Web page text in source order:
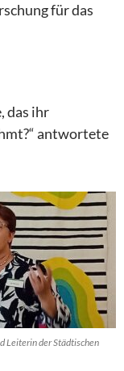
für das
das ihr
antwortete
Leiterin der Städtischen